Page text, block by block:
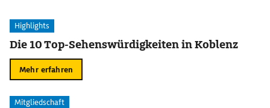
Highlights
Die 10 Top-Sehenswürdigkeiten in Koblenz
Mehr erfahren
Mitgliedschaft